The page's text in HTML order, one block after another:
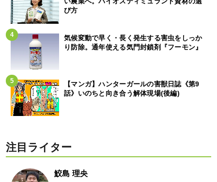
び方
気候変動で早く・長く発生する害虫をしっか
り防除。通年使える気門封鎖剤『フーモン』
【マンガ】ハンターガールの害獣日誌《第9
話》いのちと向き合う解体現場(後編)
注目ライター
鮫島 理央